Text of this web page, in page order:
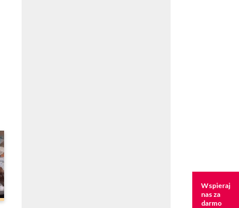
Wspieraj
nas za
darmo